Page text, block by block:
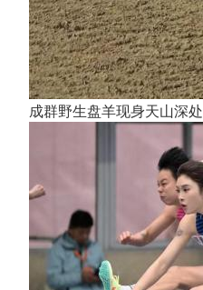
成群野生盘羊现身天山深处